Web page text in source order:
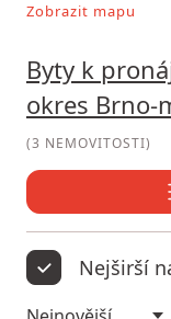
Zobrazit mapu
Byty k
okres Brno-
(3 NEMOVITOSTI)
Nejširší